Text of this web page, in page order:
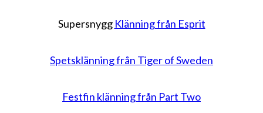
Supersnygg Klänning från Esprit
Spetsklänning från Tiger of Sweden
Festfin klänning från Part Two